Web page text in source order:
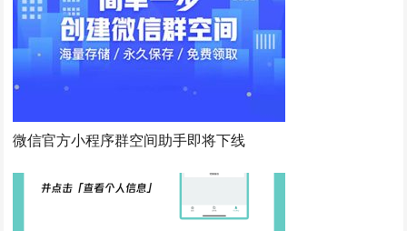
微信官方小程序群空间助手即将下线